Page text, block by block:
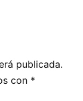
publicada.
con *